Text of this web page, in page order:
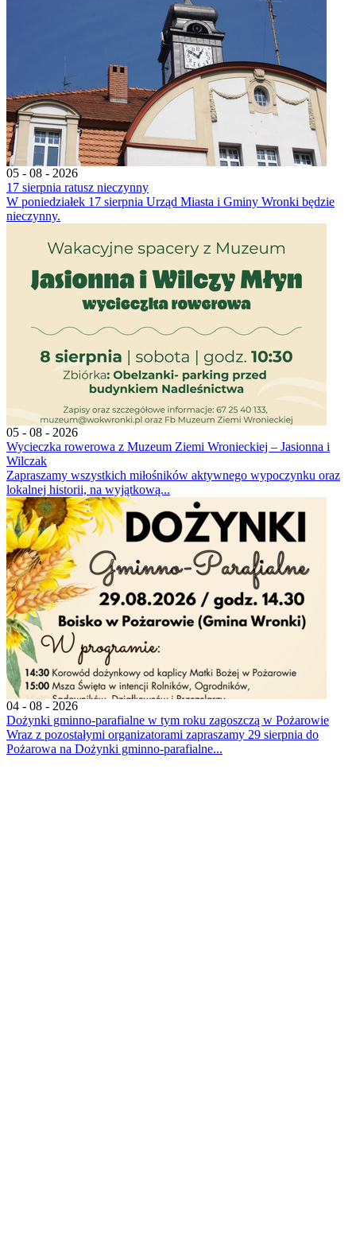
05 - 08 - 2026
17 sierpnia ratusz nieczynny
W poniedziałek 17 sierpnia Urząd Miasta i Gminy Wronki będzie
nieczynny.
05 - 08 - 2026
Wycieczka rowerowa z Muzeum Ziemi Wronieckiej – Jasionna i
Wilczak
Zapraszamy wszystkich miłośników aktywnego wypoczynku oraz
lokalnej historii, na wyjątkową...
04 - 08 - 2026
Dożynki gminno-parafialne w tym roku zagoszczą w Pożarowie
Wraz z pozostałymi organizatorami zapraszamy 29 sierpnia do
Pożarowa na Dożynki gminno-parafialne...